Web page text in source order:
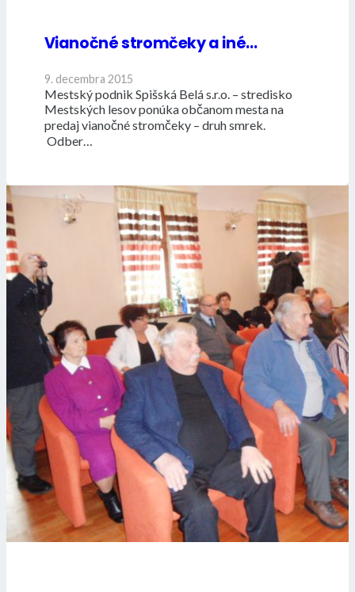
Vianočné stromčeky a iné…
9. decembra 2015
Mestský podnik Spišská Belá s.r.o. – stredisko
Mestských lesov ponúka občanom mesta na
predaj vianočné stromčeky – druh smrek.
Odber…